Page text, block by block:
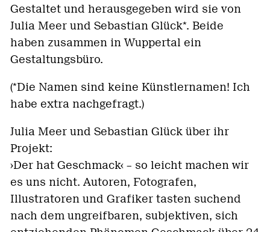
Gestaltet und herausgegeben wird sie von
Julia Meer und Sebastian Glück*. Beide
haben zusammen in Wuppertal ein
Gestaltungsbüro.
(*Die Namen sind keine Künstlernamen! Ich
habe extra nachgefragt.)
Julia Meer und Sebastian Glück über ihr
Projekt:
›Der hat Geschmack‹ – so leicht machen wir
es uns nicht. Autoren, Fotografen,
Illustratoren und Grafiker tasten suchend
nach dem ungreifbaren, subjektiven, sich